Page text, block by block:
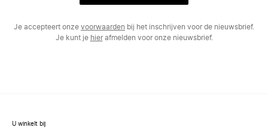
Je accepteert onze voorwaarden bij het inschrijven voor de nieuwsbrief.
Je kunt je hierafmelden voor onze nieuwsbrief.
U winkelt bij